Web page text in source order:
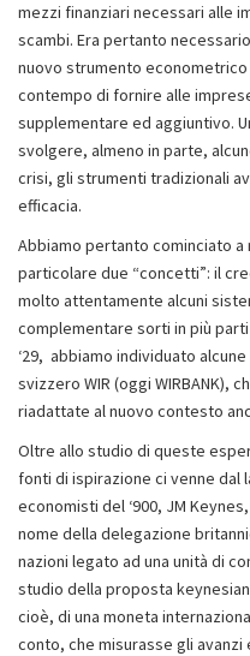
mezzi finanziari necessari alle
scambi. Era pertanto
nuovo strumento
contempo di fornire alle
supplementare ed aggiuntivo.
svolgere, almeno in parte,
crisi, gli strumenti tradizionali
efficacia.
Abbiamo pertanto cominciato
particolare due “concetti”: il
molto attentamente alcuni
complementare sorti in più
‘29, abbiamo individuato
svizzero WIR (oggi WIRBANK),
riadattate al nuovo contesto
Oltre allo studio di queste
fonti di ispirazione ci venne dal
economisti del ‘900, JM
nome della delegazione
nazioni legato ad una unità di
studio della proposta
cioè, di una moneta
conto, che misurasse gli